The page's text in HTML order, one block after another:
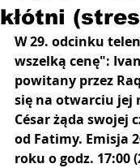
kłótni
W 29. odcinku
wszelką cenę":
powitany przez
się na otwarciu jej
César żąda swojej
od Fatimy. Emisja
roku o godz. 17:00